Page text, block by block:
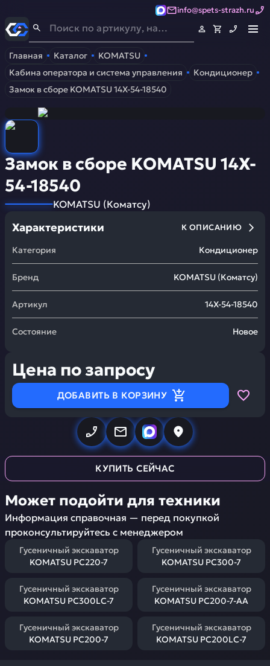
info@spets-strazh.ru
Спец-Страж- Запчасти для спецтехники
Главная Каталог
KOMATSU
Кабина оператора и система управления
Кондиционер
Замок в сборе KOMATSU 14X-54-18540
Замок в сборе KOMATSU 14X-
54-18540
KOMATSU (Коматсу)
Характеристики К ОПИСАНИЮ
Категория Кондиционер
Бренд KOMATSU (Коматсу)
Артикул 14X-54-18540
Состояние Новое
Цена по запросу
ДОБАВИТЬ В КОРЗИНУ
КУПИТЬ СЕЙЧАС
Может подойти для техники
Информация справочная — перед покупкой
проконсультируйтесь с менеджером
Гусеничный экскаватор
KOMATSU PC220-7
Гусеничный экскаватор
KOMATSU PC300-7
Гусеничный экскаватор
KOMATSU PC300LC-7
Гусеничный экскаватор
KOMATSU PC200-7-AA
Гусеничный экскаватор
KOMATSU PC200-7
Гусеничный экскаватор
KOMATSU PC200LC-7